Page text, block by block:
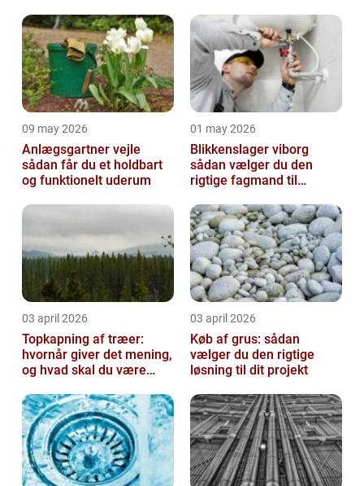
09 may 2026
Anlægsgartner vejle
sådan får du et holdbart
og funktionelt uderum
01 may 2026
Blikkenslager viborg
sådan vælger du den
rigtige fagmand til
03 april 2026
Topkapning af træer:
hvornår giver det mening,
og hvad skal du være
03 april 2026
Køb af grus: sådan
vælger du den rigtige
løsning til dit projekt